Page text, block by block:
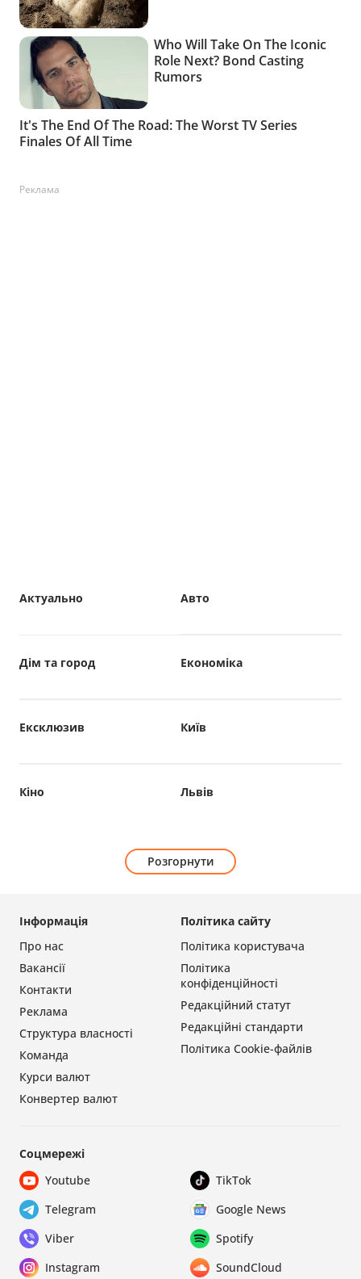
Реклама
Авто
Актуально
Дім та город Економіка
Ексклюзив Київ
Кіно Львів
Розгорнути
Політика сайту
Політика користувача
Політика
конфіденційності
Редакційний статут
Редакційні стандарти
Політика Cookie-файлів
Інформація
Про нас
Вакансії
Контакти
Реклама
Структура власності
Команда
Курси валют
Конвертер валют
Соцмережі
Youtube
TikTok
Telegram
Google News
Viber
Spotify
Instagram
SoundCloud